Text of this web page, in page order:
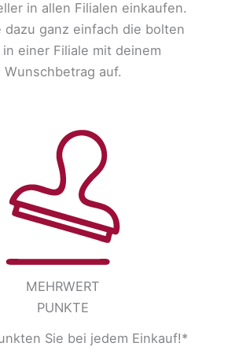
in allen Filialen einkaufen.
dazu ganz einfach die bolten
einer Filiale mit deinem
Wunschbetrag auf.
MEHRWERT
PUNKTE
Sie bei jedem Einkauf!*